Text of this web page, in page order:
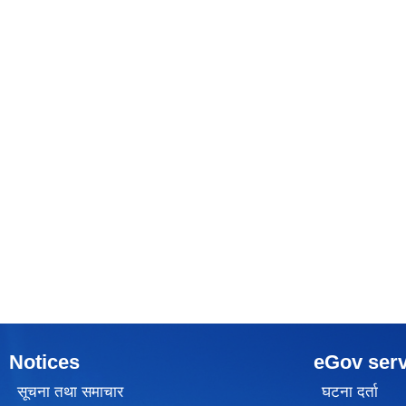
Notices
सूचना तथा समाचार
eGov
घटना दर्ता